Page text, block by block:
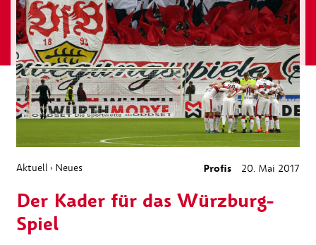
Aktuell › Neues Profis 20. Mai 2017
Der Kader für das Würzburg-
Spiel